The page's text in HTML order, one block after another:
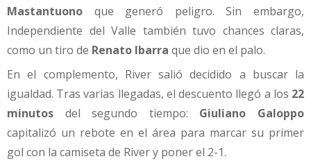
Mastantuono que generó peligro. Sin embargo,
Independiente del Valle también tuvo chances claras,
como un tiro de Renato Ibarra que dio en el palo.
En el complemento, River salió decidido a buscar la
igualdad. Tras varias llegadas, el descuento llegó a los 22
minutos del segundo tiempo: Giuliano Galoppo
capitalizó un rebote en el área para marcar su primer
gol con la camiseta de River y poner el 2-1.